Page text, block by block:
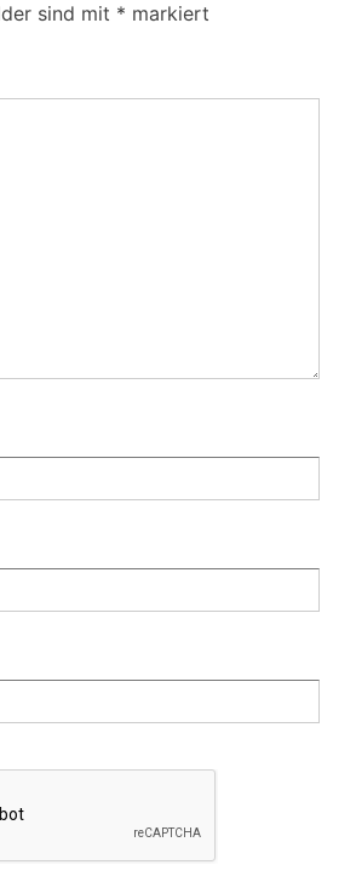
sind mit * markiert